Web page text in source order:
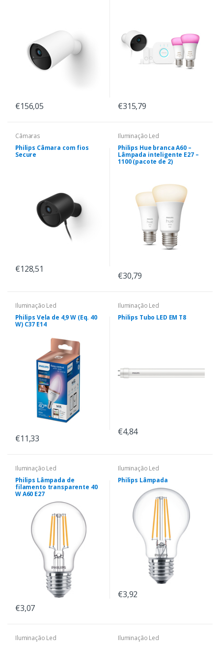
€156,05 €315,79
Cãmaras
Philips Câmara com fios
Secure
€128,51
Iluminação Led
Philips Hue branca A60 –
Lâmpada inteligente E27 –
1100 (pacote de 2)
€30,79
Iluminação Led
Philips Vela de 4,9 W (Eq. 40
W) C37 E14
€11,33
Iluminação Led
Philips Tubo LED EM T8
€4,84
Iluminação Led
Philips Lâmpada de
filamento transparente 40
W A60 E27
€3,07
Iluminação Led
Philips Lâmpada
€3,92
Iluminação Led
Iluminação Led